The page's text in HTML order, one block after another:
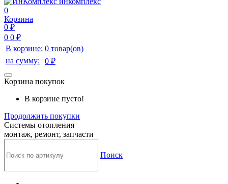
0
Корзина
0 ₽
0 0 ₽
В корзине: 0 товар(ов)
на сумму:
0 ₽
Корзина покупок
В корзине пусто!
Продолжить покупки
Системы отопления
монтаж, ремонт, запчасти
Поиск